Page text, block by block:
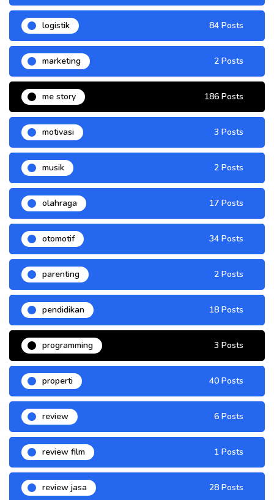
logistik 84 Posts
marketing 2 Posts
me story 186 Posts
motivasi 3 Posts
musik 2 Posts
olahraga 17 Posts
otomotif 34 Posts
parenting 2 Posts
pendidikan 18 Posts
programming 3 Posts
properti 40 Posts
review 6 Posts
review film 1 Posts
review jasa 28 Posts